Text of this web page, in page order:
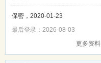
保密，2020-01-23
最后登录：2026-08-03
更多资料